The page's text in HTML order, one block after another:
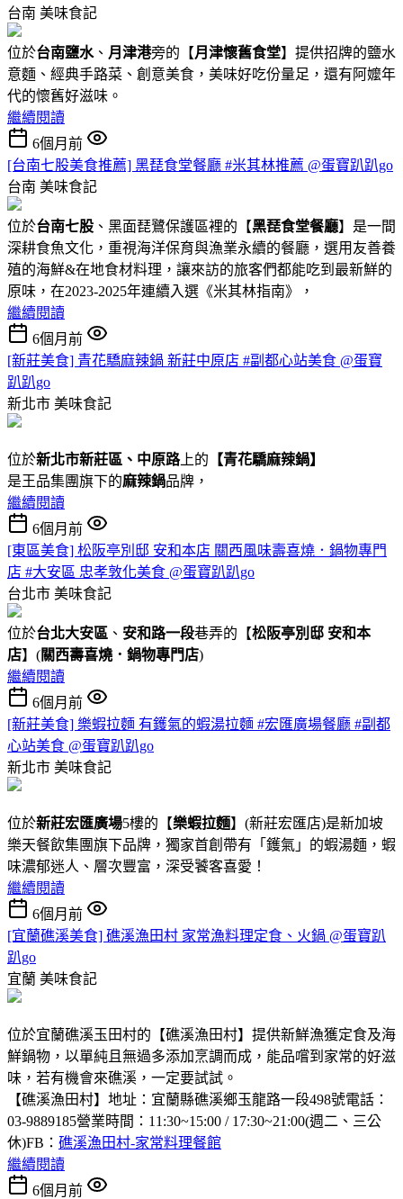
台南 美味食記
位於台南鹽水、 月津港旁的【月津懷舊食堂】提供招牌的鹽水
意麵、經典手路菜、創意美食，美味好吃份量足，還有阿嬤年
代的懷舊好滋味。
繼續閱讀
6個月前
[台南七股美食推薦] 黑琵食堂餐廳 #米其林推薦 @蛋寶趴趴go
台南 美味食記
位於台南七股 、黑面琵鷺保護區裡的【黑琵食堂餐廳】是一間
深耕食魚文化，重視海洋保育與漁業永續的餐廳，選用友善養
殖的海鮮&在地食材料理，讓來訪的旅客們都能吃到最新鮮的
原味，在2023-2025年連續入選《米其林指南》，
繼續閱讀
6個月前
[新莊美食] 青花驕麻辣鍋 新莊中原店 #副都心站美食 @蛋寶
趴趴go
新北市 美味食記
位於新北市新莊區、中原路上的 【青花驕麻辣鍋】
是王品集團旗下的麻辣鍋品牌，
繼續閱讀
6個月前
[東區美食] 松阪亭別邸 安和本店 關西風味壽喜燒．鍋物專門
店 #大安區 忠孝敦化美食 @蛋寶趴趴go
台北市 美味食記
位於台北大安區 、 安和路一段巷弄的【松阪亭別邸 安和本
店】(關西壽喜燒．鍋物專門店)
繼續閱讀
6個月前
[新莊美食] 樂蝦拉麵 有鑊氣的蝦湯拉麵 #宏匯廣場餐廳 #副都
心站美食 @蛋寶趴趴go
新北市 美味食記
位於新莊宏匯廣場5樓的【樂蝦拉麵】(新莊宏匯店)是新加坡
樂天餐飲集團旗下品牌，獨家首創帶有「鑊氣」的蝦湯麵，蝦
味濃郁迷人、層次豐富，深受饕客喜愛！
繼續閱讀
6個月前
[宜蘭礁溪美食] 礁溪漁田村 家常漁料理定食、火鍋 @蛋寶趴
趴go
宜蘭 美味食記
位於宜蘭礁溪玉田村的【礁溪漁田村】提供新鮮漁獲定食及海
鮮鍋物，以單純且無過多添加烹調而成，能品嚐到家常的好滋
味，若有機會來礁溪，一定要試試。
【礁溪漁田村】地址：宜蘭縣礁溪鄉玉龍路一段498號電話：
03-9889185營業時間：11:30~15:00 / 17:30~21:00(週二、三公
休)FB： 礁溪漁田村-家常料理餐館
繼續閱讀
6個月前